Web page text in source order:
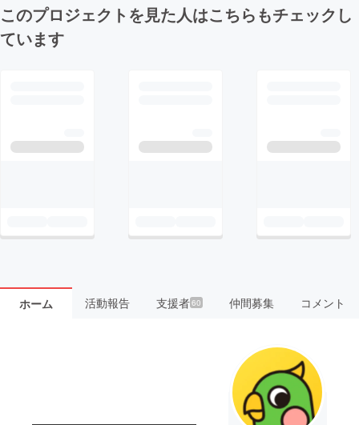
このプロジェクトを見た人はこちらもチェックし
ています
ホーム 活動報告 支援者60 仲間募集 コメント